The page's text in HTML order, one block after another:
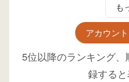
も
アカウン
5位以降のランキング
録する